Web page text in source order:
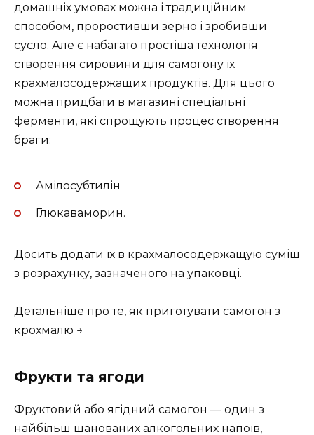
домашніх умовах можна і традиційним
способом, проростивши зерно і зробивши
сусло. Але є набагато простіша технологія
створення сировини для самогону їх
крахмалосодержащих продуктів. Для цього
можна придбати в магазині спеціальні
ферменти, які спрощують процес створення
браги:
Амілосубтилін
Глюкаваморин.
Досить додати їх в крахмалосодержащую суміш
з розрахунку, зазначеного на упаковці.
Детальніше про те, як приготувати самогон з
крохмалю →
Фрукти та ягоди
Фруктовий або ягідний самогон — один з
найбільш шанованих алкогольних напоїв,